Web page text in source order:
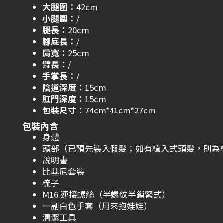
大腿圍： 42cm
小腿圍： /
腿長： 20cm
腳底長： /
肩寬： 25cm
臂長： /
手掌長： /
陰道深度： 15cm
肛門深度： 15cm
包裝尺寸： 74cm*41cm*27cm
包裝內含
身體
頭部（已預先裝入假髮；如有植入式頭髮，則為
說明書
比基尼套裝
梳子
M16 連接螺絲（半螺紋半鎖緊式）
一副白色手套（用來抱娃娃）
清潔工具